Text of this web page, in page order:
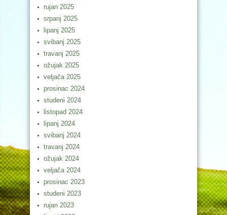
rujan 2025
srpanj 2025
lipanj 2025
svibanj 2025
travanj 2025
ožujak 2025
veljača 2025
prosinac 2024
studeni 2024
listopad 2024
lipanj 2024
svibanj 2024
travanj 2024
ožujak 2024
veljača 2024
prosinac 2023
studeni 2023
rujan 2023